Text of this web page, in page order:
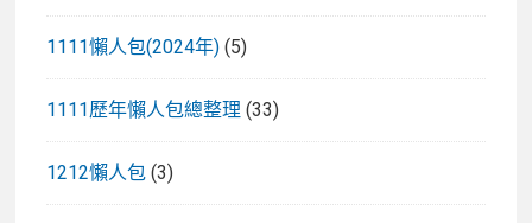
1111懶人包(2024年) (5)
1111歷年懶人包總整理 (33)
1212懶人包 (3)